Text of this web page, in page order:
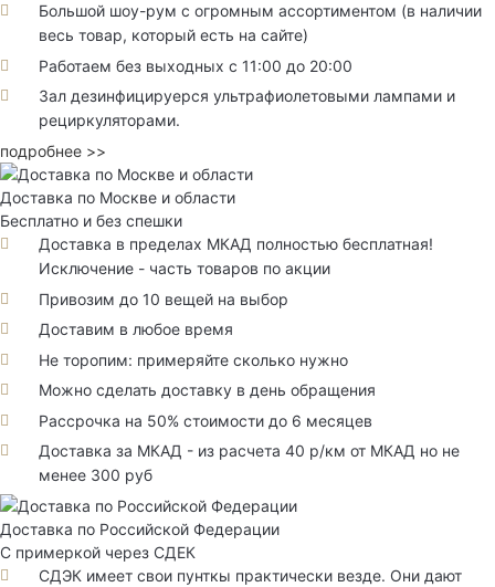
Большой шоу-рум с огромным ассортиментом (в наличии
весь товар, который есть на сайте)
Работаем без выходных с 11:00 до 20:00
Зал дезинфицируерся ультрафиолетовыми лампами и
рециркуляторами.
подробнее >>
Доставка по Москве и области
Бесплатно и без спешки
Доставка в пределах МКАД полностью бесплатная!
Исключение - часть товаров по акции
Привозим до 10 вещей на выбор
Доставим в любое время
Не торопим: примеряйте сколько нужно
Можно сделать доставку в день обращения
Рассрочка на 50% стоимости до 6 месяцев
Доставка за МКАД - из расчета 40 р/км от МКАД но не
менее 300 руб
Доставка по Российской Федерации
С примеркой через СДЕК
СДЭК имеет свои пунткы практически везде. Они дают